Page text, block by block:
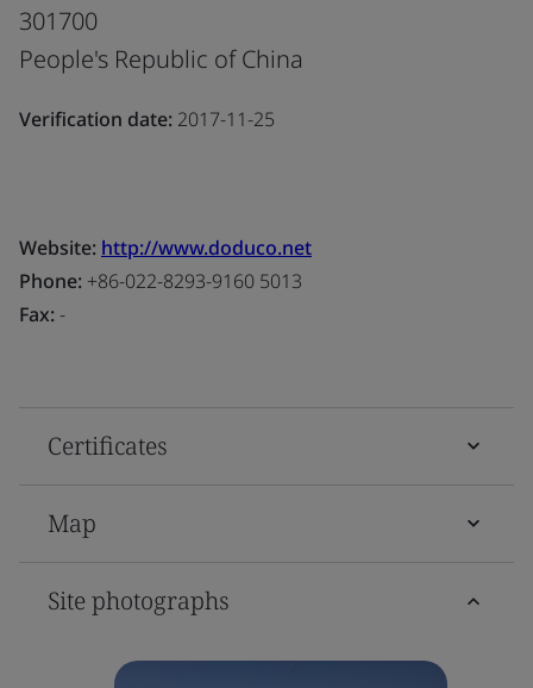
301700
People's Republic of China
Verification date: 2017-11-25
Website: http://www.doduco.net
Phone: +86-022-8293-9160 5013
Fax:-
Certificates
Map
Site photographs